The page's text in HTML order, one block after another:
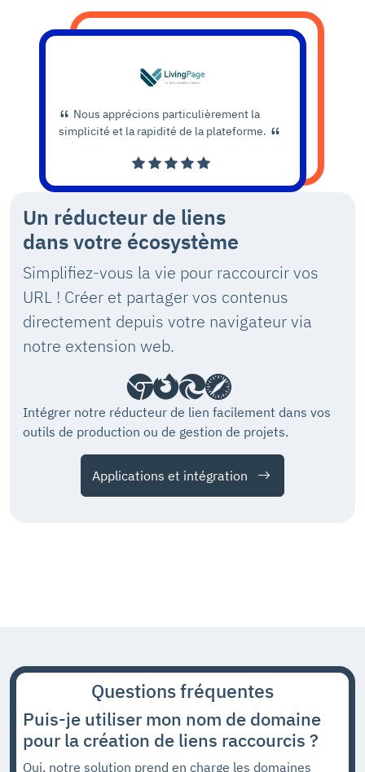
Nous apprécions particulièrement la
simplicité et la rapidité de la plateforme.
Un réducteur de liens
dans votre écosystème
Simplifiez-vous la vie pour raccourcir vos
URL ! Créer et partager vos contenus
directement depuis votre navigateur via
notre extension web.
Intégrer notre réducteur de lien facilement dans vos
outils de production ou de gestion de projets.
Applications et intégration
Questions fréquentes
Puis-je utiliser mon nom de domaine
pour la création de liens raccourcis ?
Oui, notre solution prend en charge les domaines